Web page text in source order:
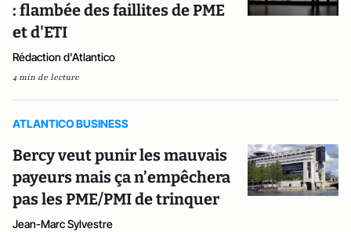
: flambée des faillites de PME
et d'ETI
Rédaction d'Atlantico
4 min de lecture
ATLANTICO BUSINESS
Bercy veut punir les mauvais
payeurs mais ça n’empêchera
pas les PME/PMI de trinquer
Jean-Marc Sylvestre